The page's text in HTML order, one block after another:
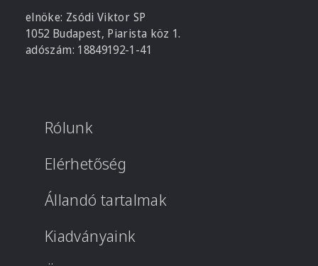
elnöke: Zsódi Viktor SP
1052 Budapest, Piarista köz 1.
adószám: 18849192-1-41
Rólunk
Elérhetőség
Állandó tartalmak
Kiadványaink